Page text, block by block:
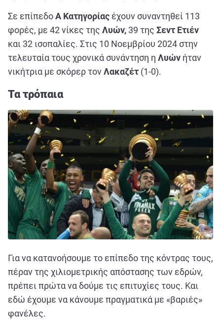
Σε επίπεδοΑ Κατηγορίας έχουν συναντηθεί 113
φορές, με 42 νίκες της Λυών, 39 της Σεντ Ετιέν
και 32 ισοπαλίες. Στις 10 Νοεμβρίου 2024 στην
τελευταία τους χρονικά συνάντηση η Λυών ήταν
νικήτρια με σκόρερ τονΛακαζέτ (1-0).
Τα τρόπαια
Για να κατανοήσουμε το επίπεδο της κόντρας τους,
πέραν της χιλιομετρικής απόστασης των εδρών,
πρέπει πρώτα να δούμε τις επιτυχίες τους. Και
εδώ έχουμε να κάνουμε πραγματικά με «βαριές»
φανέλες.